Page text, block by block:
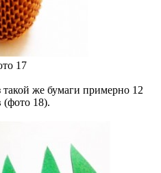
17
такой же бумаги примерно 12
(фото 18).